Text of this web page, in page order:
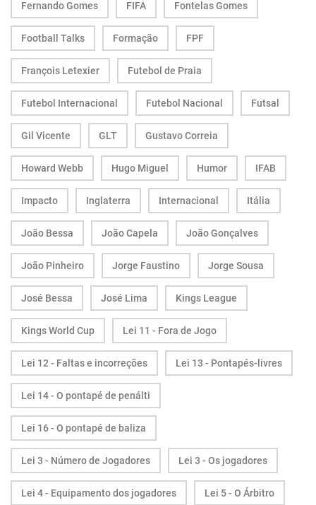
Fernando Gomes FIFA Fontelas Gomes
Football Talks Formação FPF
François Letexier Futebol de Praia
Futebol Internacional Futebol Nacional Futsal
Gil Vicente GLT Gustavo Correia
Howard Webb Hugo Miguel Humor IFAB
Impacto Inglaterra Internacional Itália
João Bessa João Capela João Gonçalves
João Pinheiro Jorge Faustino Jorge Sousa
José Bessa José Lima Kings League
Kings World Cup Lei 11 - Fora de Jogo
Lei 12 - Faltas e incorreções Lei 13 - Pontapés-livres
Lei 14 - O pontapé de penálti
Lei 16 - O pontapé de baliza
Lei 3 - Número de Jogadores Lei 3 - Os jogadores
Lei 4 - Equipamento dos jogadores Lei 5 - O Árbitro